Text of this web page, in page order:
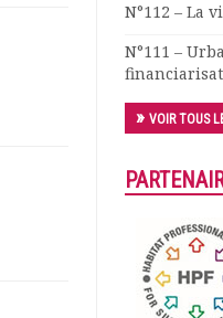
N°112 – La
N°111 –
VOIR TOUS